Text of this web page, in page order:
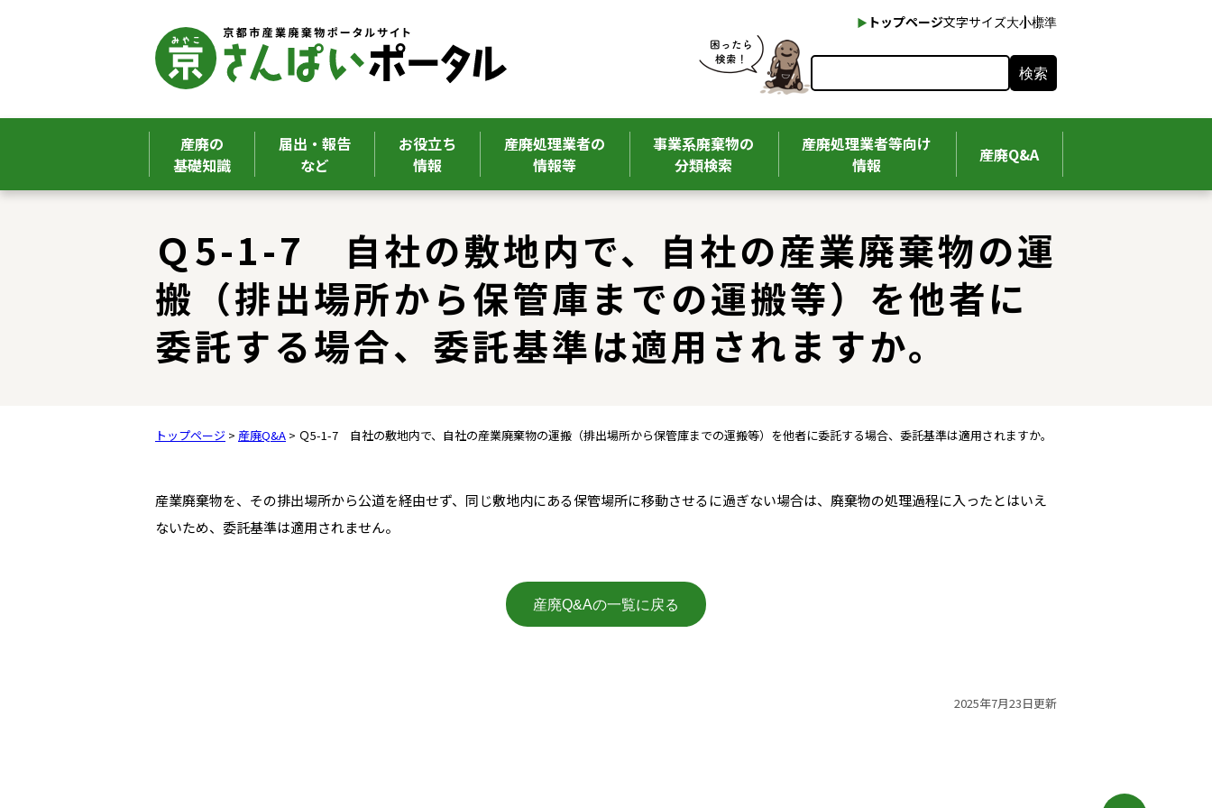
本文へ
トップページ文字サイズ大小標準
検索
産廃の
基礎知識
届出・報告
など
お役立ち
情報
産廃処理業者の
情報等
事業系廃棄物の
分類検索
産廃処理業者等向け
情報
産廃Q&A
Ｑ5-1-7 自社の敷地内で、自社の産業廃棄物の運
搬（排出場所から保管庫までの運搬等）を他者に
委託する場合、委託基準は適用されますか。
トップページ > 産廃Q&A > Ｑ5-1-7 自社の敷地内で、自社の産業廃棄物の運搬（排出場所から保管庫までの運搬等）を他者に委託する場合、委託基準は適用されますか。
産業廃棄物を、その排出場所から公道を経由せず、同じ敷地内にある保管場所に移動させるに過ぎない場合は、廃棄物の処理過程に入ったとはいえ
ないため、委託基準は適用されません。
産廃Q&Aの一覧に戻る
2025年7月23日更新